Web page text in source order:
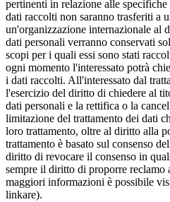
pertinenti in relazione alle
dati raccolti non saranno trasferiti a
un'organizzazione internazionale al
dati personali verranno conservati
scopi per i quali essi sono stati
ogni momento l'interessato potrà
i dati raccolti. All'interessato dal
l'esercizio del diritto di chiedere al
dati personali e la rettifica o la
limitazione del trattamento dei dati
loro trattamento, oltre al diritto alla
trattamento è basato sul consenso
diritto di revocare il consenso in
sempre il diritto di proporre reclamo
maggiori informazioni è possibile
linkare).